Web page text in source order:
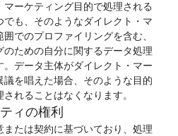
ーケティング目的で処理される
も、そのようなダイレクト・マ
でのプロファイリングを含む、
ための自分に関するデータ処理
データ主体がダイレクト・マー
を唱えた場合、そのような目的
れることはなくなります。
ィの権利
たは契約に基づいており、処理